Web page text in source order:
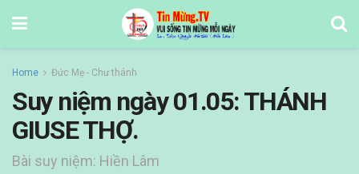
Home Đức Mẹ - Chư thánh
Suy niệm ngày 01.05: THÁNH
GIUSE THỢ.
Bài suy niệm: Hiền Lâm